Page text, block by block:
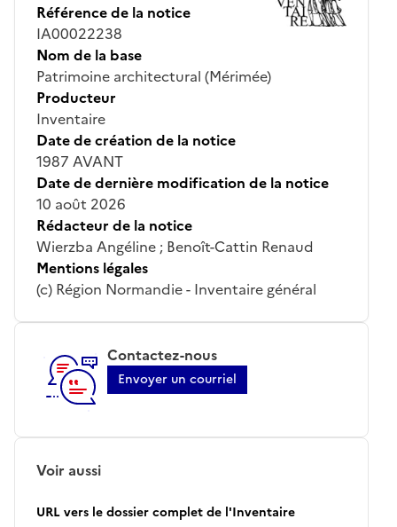
Référence de la notice
IA00022238
Nom de la base
Patrimoine architectural (Mérimée)
Producteur
Inventaire
Date de création de la notice
1987 AVANT
Date de dernière modification de la notice
10 août 2026
Rédacteur de la notice
Wierzba Angéline ; Benoît-Cattin Renaud
Mentions légales
(c) Région Normandie - Inventaire général
Contactez-nous
Envoyer un courriel
Voir aussi
URL vers le dossier complet de l'Inventaire